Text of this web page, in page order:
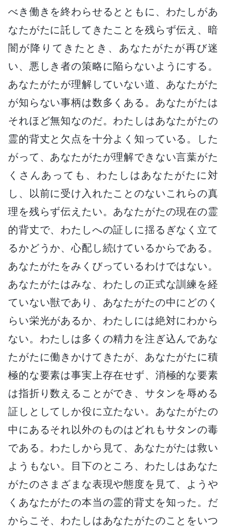
べき働きを終わらせるとともに、わたしがあ
なたがたに託してきたことを残らず伝え、暗
闇が降りてきたとき、あなたがたが再び迷
い、悪しき者の策略に陥らないようにする。
あなたがたが理解していない道、あなたがた
が知らない事柄は数多くある。あなたがたは
それほど無知なのだ。わたしはあなたがたの
霊的背丈と欠点を十分よく知っている。した
がって、あなたがたが理解できない言葉がた
くさんあっても、わたしはあなたがたに対
し、以前に受け入れたことのないこれらの真
理を残らず伝えたい。あなたがたの現在の霊
的背丈で、わたしへの証しに揺るぎなく立て
るかどうか、心配し続けているからである。
あなたがたをみくびっているわけではない。
あなたがたはみな、わたしの正式な訓練を経
ていない獣であり、あなたがたの中にどのく
らい栄光があるか、わたしには絶対にわから
ない。わたしは多くの精力を注ぎ込んであな
たがたに働きかけてきたが、あなたがたに積
極的な要素は事実上存在せず、消極的な要素
は指折り数えることができ、サタンを辱める
証しとしてしか役に立たない。あなたがたの
中にあるそれ以外のものはどれもサタンの毒
である。わたしから見て、あなたがたは救い
ようもない。目下のところ、わたしはあなた
がたのさまざまな表現や態度を見て、ようや
くあなたがたの本当の霊的背丈を知った。だ
からこそ、わたしはあなたがたのことをいつ